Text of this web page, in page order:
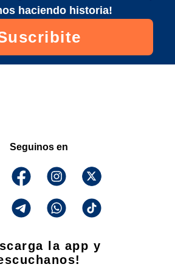
haciendo historia!
Seguinos en
la app y